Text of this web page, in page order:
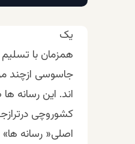
یک
همزمان با
جاسوسی ازچند
اند. این رسانه
کشوروچی
اصلی« رسانه